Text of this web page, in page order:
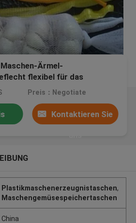
Ärmel-
flexibel für das
Preis：Negotiate
Kontaktieren Sie
Plastikmaschenerzeugnistaschen,
Maschengemüsespeichertaschen
China